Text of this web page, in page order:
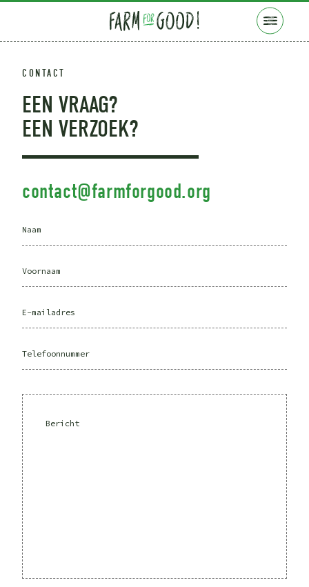
CONTACT
EEN VRAAG?
EEN VERZOEK?
contact@farmforgood.org
Company
Name*